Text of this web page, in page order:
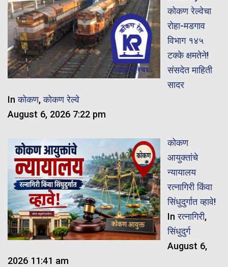
कोकण रेल्वेचा
रोहा-मडगाव
विभाग १४५
टक्के क्षमतेने!
संसदेत माहिती
सादर
Inकोकण,कोकण रेल्वे
August 6, 2026 7:22 pm
कोकण
आयुक्तांचे
न्यायालय
रत्नागिरी किंवा
सिंधुदुर्गात व्हावे!
Inरत्नागिरी,
सिंधुदुर्ग
August 6,
2026 11:41 am